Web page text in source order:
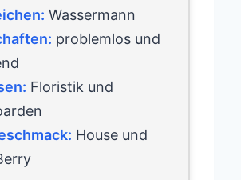
Wassermann
problemlos und
Floristik und
House und